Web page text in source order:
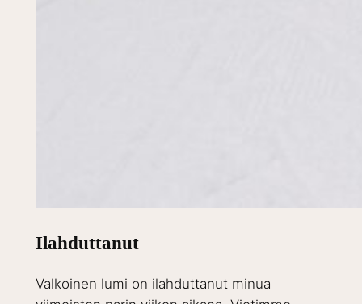
Ilahduttanut
Valkoinen lumi on ilahduttanut minua